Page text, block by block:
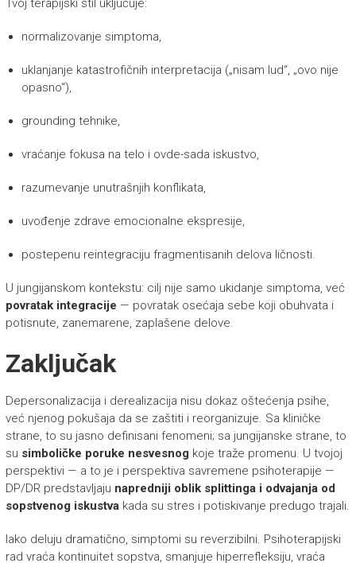
Tvoj terapijski stil uključuje:
normalizovanje simptoma,
uklanjanje katastrofičnih interpretacija („nisam lud“, „ovo nije
opasno“),
grounding tehnike,
vraćanje fokusa na telo i ovde-sada iskustvo,
razumevanje unutrašnjih konflikata,
uvođenje zdrave emocionalne ekspresije,
postepenu reintegraciju fragmentisanih delova ličnosti.
U jungijanskom kontekstu: cilj nije samo ukidanje simptoma, već
povratak integracije — povratak osećaja sebe koji obuhvata i
potisnute, zanemarene, zaplašene delove.
Zaključak
Depersonalizacija i derealizacija nisu dokaz oštećenja psihe,
već njenog pokušaja da se zaštiti i reorganizuje. Sa kliničke
strane, to su jasno definisani fenomeni; sa jungijanske strane, to
su simboličke poruke nesvesnog koje traže promenu. U tvojoj
perspektivi — a to je i perspektiva savremene psihoterapije —
DP/DR predstavljaju napredniji oblik splittinga i odvajanja od
sopstvenog iskustvakada su stres i potiskivanje predugo trajali.
Iako deluju dramatično, simptomi su reverzibilni. Psihoterapijski
rad vraća kontinuitet sopstva, smanjuje hiperrefleksiju, vraća